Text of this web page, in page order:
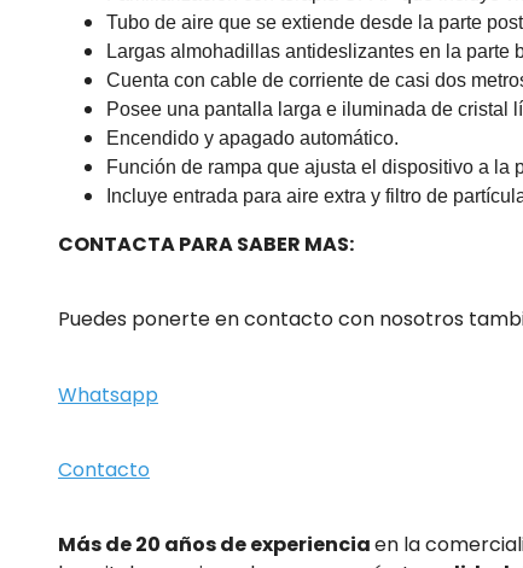
Tubo de aire que se extiende desde la parte
Largas almohadillas antideslizantes en la
Cuenta con cable de corriente de casi dos
Posee una pantalla larga e iluminada de cristal
Encendido y apagado automático.
Función de rampa que ajusta el dispositivo a la
Incluye entrada para aire extra y filtro de
CONTACTA PARA SABER MAS:
Puedes ponerte en contacto con nosotros
Whatsapp
Contacto
Más de 20 años de experienciaen la